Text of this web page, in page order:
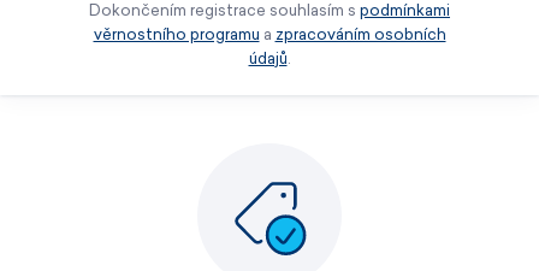
Dokončením registrace souhlasím s podmínkami
věrnostního programu a zpracováním osobních
údajů.